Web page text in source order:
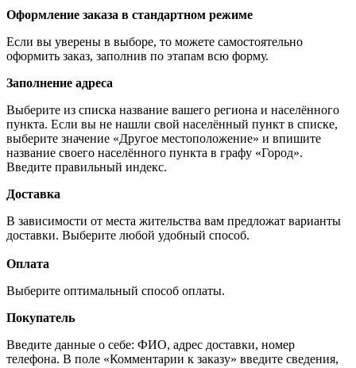
Оформление заказа в стандартном режиме
Если вы уверены в выборе, то можете самостоятельно
оформить заказ, заполнив по этапам всю форму.
Заполнение адреса
Выберите из списка название вашего региона и населённого
пункта. Если вы не нашли свой населённый пункт в списке,
выберите значение «Другое местоположение» и впишите
название своего населённого пункта в графу «Город».
Введите правильный индекс.
Доставка
В зависимости от места жительства вам предложат варианты
доставки. Выберите любой удобный способ.
Оплата
Выберите оптимальный способ оплаты.
Покупатель
Введите данные о себе: ФИО, адрес доставки, номер
телефона. В поле «Комментарии к заказу» введите сведения,